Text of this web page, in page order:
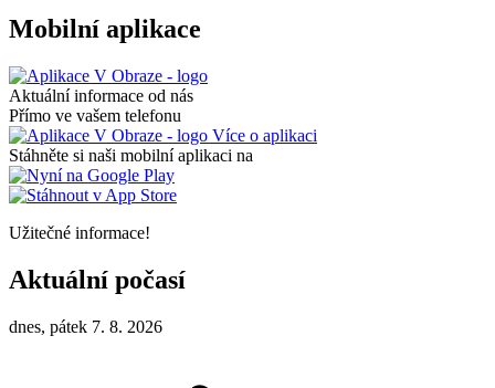
Mobilní aplikace
Aktuální informace od nás
Přímo ve vašem telefonu
Více o aplikaci
Stáhněte si naši mobilní aplikaci na
Užitečné informace!
Aktuální počasí
dnes, pátek 7. 8. 2026